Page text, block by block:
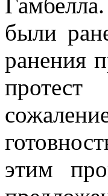
были
ранения
протест
этим